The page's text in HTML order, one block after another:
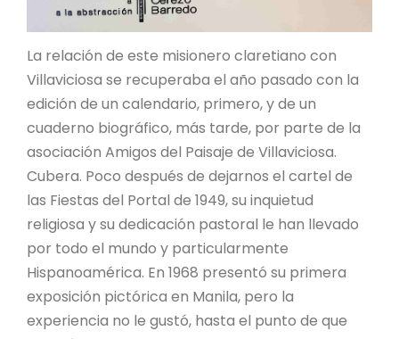
La relación de este misionero claretiano con
Villaviciosa se recuperaba el año pasado con la
edición de un calendario, primero, y de un
cuaderno biográfico, más tarde, por parte de la
asociación Amigos del Paisaje de Villaviciosa.
Cubera. Poco después de dejarnos el cartel de
las Fiestas del Portal de 1949, su inquietud
religiosa y su dedicación pastoral le han llevado
por todo el mundo y particularmente
Hispanoamérica. En 1968 presentó su primera
exposición pictórica en Manila, pero la
experiencia no le gustó, hasta el punto de que